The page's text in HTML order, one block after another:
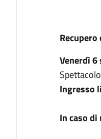
Venerdì
Ingresso
In caso